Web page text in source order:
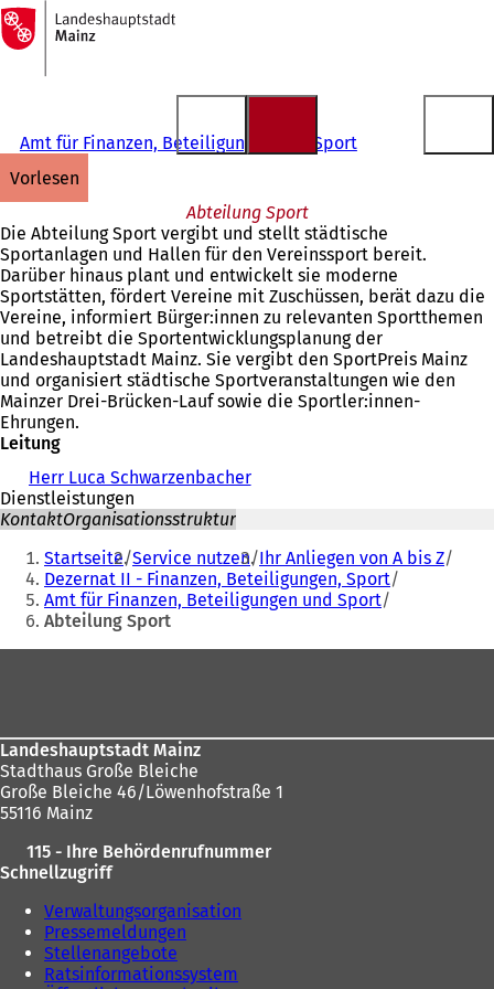
Inhalt anspringen
Zur
Startseite
Amt für Finanzen, Beteiligungen und Sport
vorlesen
Abteilung Sport
Die Abteilung Sport vergibt und stellt städtische
Sportanlagen und Hallen für den Vereinssport bereit.
Darüber hinaus plant und entwickelt sie moderne
Sportstätten, fördert Vereine mit Zuschüssen, berät dazu die
Vereine, informiert Bürger:innen zu relevanten Sportthemen
und betreibt die Sportentwicklungsplanung der
Landeshauptstadt Mainz. Sie vergibt den SportPreis Mainz
und organisiert städtische Sportveranstaltungen wie den
Mainzer Drei-Brücken-Lauf sowie die Sportler:innen-
Ehrungen.
Leitung
Herr Luca Schwarzenbacher
Dienstleistungen
KontaktOrganisationsstruktur
Sie
befinden
sich
Startseite Service nutzen Ihr Anliegen von A bis Z
Dezernat II - Finanzen, Beteiligungen, Sport
Amt für Finanzen, Beteiligungen und Sport
Abteilung Sport
Landeshauptstadt Mainz
Stadthaus Große Bleiche
Große Bleiche 46/Löwenhofstraße 1
55116 Mainz
115 - Ihre Behördenrufnummer
Schnellzugriff
Verwaltungsorganisation
Pressemeldungen
Stellenangebote
Ratsinformationssystem